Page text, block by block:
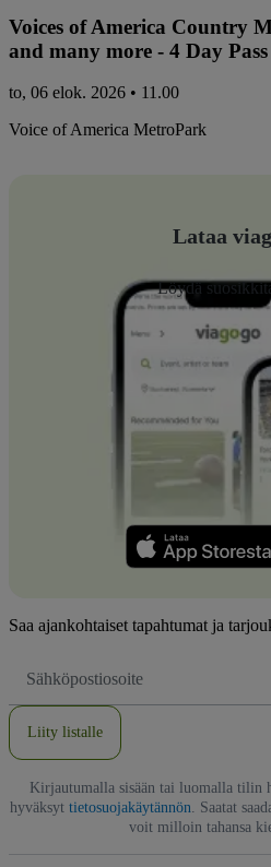
Voices of America Country
and many more - 4 Day
to, 06 elok. 2026 • 11.00
Voice of America MetroPark
Lataa
Löydä
Saa ajankohtaiset tapahtumat ja
Liity listalle
Kirjautumalla sisään tai luomalla tilin
hyväksyt tietosuojakäytännön. Saatat
voit milloin tahansa